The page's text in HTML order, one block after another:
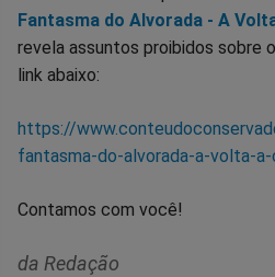
Fantasma do Alvorada - A
revela assuntos proibidos sobre
link abaixo:
https://
fantasma-do-alvorada-a-volta-
Contamos com você!
da Redação